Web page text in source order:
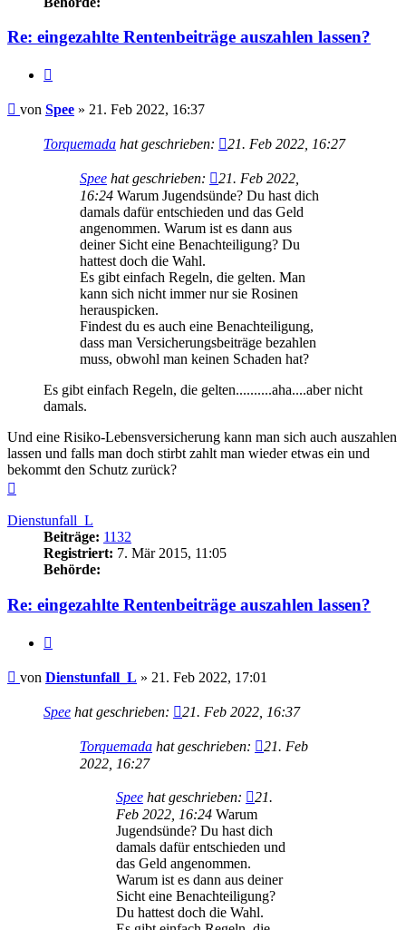
Re: eingezahlte Rentenbeiträge auszahlen lassen?
Beitrag
von Spee » 21. Feb 2022, 16:37
Torquemada hat geschrieben: 21. Feb 2022, 16:27
Spee hat geschrieben:
21. Feb 2022,
16:24 Warum Jugendsünde? Du hast dich
damals dafür entschieden und das Geld
angenommen. Warum ist es dann aus
deiner Sicht eine Benachteiligung? Du
hattest doch die Wahl.
Es gibt einfach Regeln, die gelten. Man
kann sich nicht immer nur sie Rosinen
herauspicken.
Findest du es auch eine Benachteiligung,
dass man Versicherungsbeiträge bezahlen
muss, obwohl man keinen Schaden hat?
Es gibt einfach Regeln, die gelten..........aha....aber nicht
damals.
Und eine Risiko-Lebensversicherung kann man sich auch auszahlen
lassen und falls man doch stirbt zahlt man wieder etwas ein und
bekommt den Schutz zurück?
Dienstunfall_L
Beiträge: 1132
Registriert: 7. Mär 2015, 11:05
Behörde:
Re: eingezahlte Rentenbeiträge auszahlen lassen?
Beitrag
von Dienstunfall_L » 21. Feb 2022, 17:01
Spee hat geschrieben: 21. Feb 2022, 16:37
Torquemada hat geschrieben:
21. Feb
2022, 16:27
Spee hat geschrieben:
21.
Feb 2022, 16:24 Warum
Jugendsünde? Du hast dich
damals dafür entschieden und
das Geld angenommen.
Warum ist es dann aus deiner
Sicht eine Benachteiligung?
Du hattest doch die Wahl.